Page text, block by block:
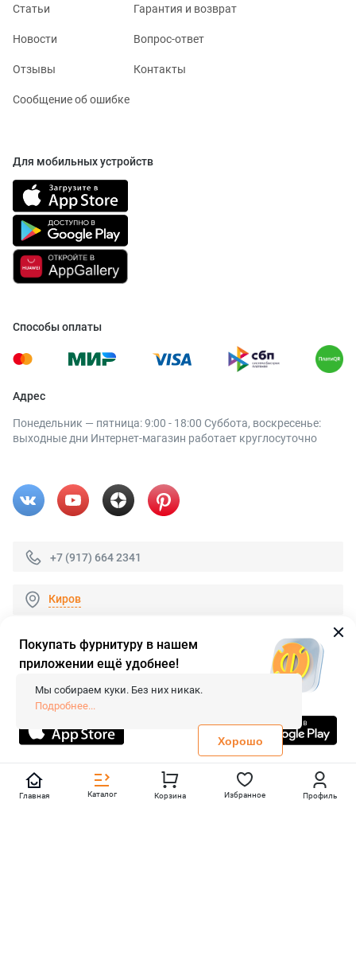
Статьи Гарантия и возврат
Новости Вопрос-ответ
Отзывы Контакты
Сообщение об ошибке
Для мобильных устройств
Способы оплаты
Адрес
Понедельник — пятница: 9:00 - 18:00 Суббота, воскресенье:
выходные дни Интернет-магазин работает круглосуточно
+7 (917) 664 2341
Киров
© 2026 «FieraShop.ru»
Сопровождение сайта
- Вебформат.
Все права защищены.
Не является публичной офертой
Политика конфиденциальности
Главная Каталог Корзина Избранное Профиль
Покупать фурнитуру в нашем
приложении ещё удобнее!
Мы собираем куки. Без них никак.
Подробнее...
Хорошо